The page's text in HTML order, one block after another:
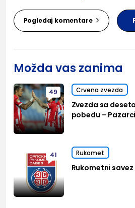
Pogledaj komentare
Možda vas zanima
49 Crvena zvezda
Zvezda sa
pobedu –
41 Rukomet
Rukometni